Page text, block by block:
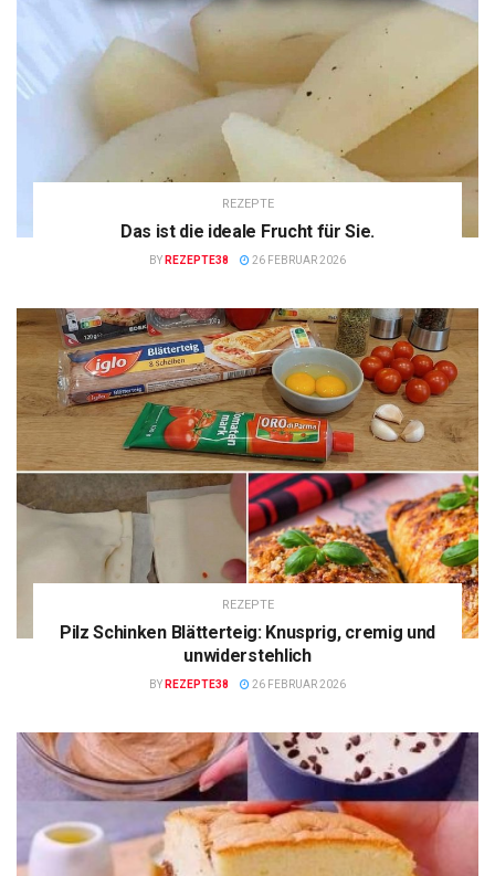
REZEPTE
Das ist die ideale Frucht für Sie.
BY REZEPTE38 26 FEBRUAR 2026
REZEPTE
Pilz Schinken Blätterteig: Knusprig, cremig und
unwiderstehlich
BY REZEPTE38 26 FEBRUAR 2026